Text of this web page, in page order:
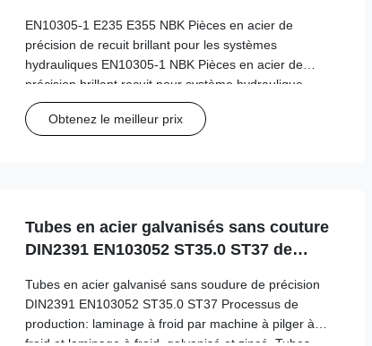
EN10305-1 E235 E355 NBK Pièces en acier de
précision de recuit brillant pour les systèmes
hydrauliques EN10305-1 NBK Pièces en acier de
précision brillant recuit pour système hydraulique
OD:4-80 (mm) WT0,5-10 (mm) Longueur 1000 à
12000 mm Nom du produit: Tubes en acier de
Obtenez le meilleur prix
Tubes en acier galvanisés sans couture
DIN2391 EN103052 ST35.0 ST37 de
Tubes en acier galvanisé sans soudure de précision
DIN2391 EN103052 ST35.0 ST37 Processus de
production: laminage à froid par machine à pilger à
froid et laminage à froid, galvanisé et zincé. Tubes